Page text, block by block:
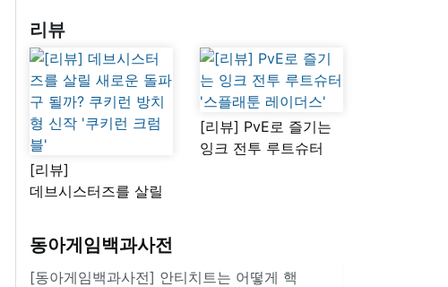
자연스럽게 세상이
넓어지는 재미를
추구했다”
리뷰
[리뷰]
데브시스터즈를 살릴
쿠키런 방치형 신작
'쿠키런 크럼블'
[리뷰] PvE로 즐기는
잉크 전투 루트슈터
동아게임백과사전
[동아게임백과사전] 안티치트는 어떻게 핵